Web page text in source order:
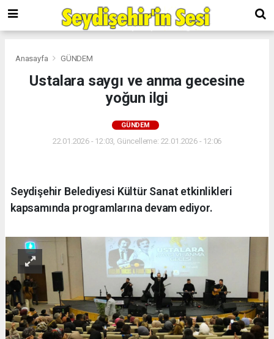
Anasayfa GÜNDEM
Ustalara saygı ve anma gecesine
yoğun ilgi
GÜNDEM
22.01.2026 - 12:03, Güncelleme: 22.01.2026 - 12:06
Seydişehir Belediyesi Kültür Sanat etkinlikleri
kapsamında programlarına devam ediyor.